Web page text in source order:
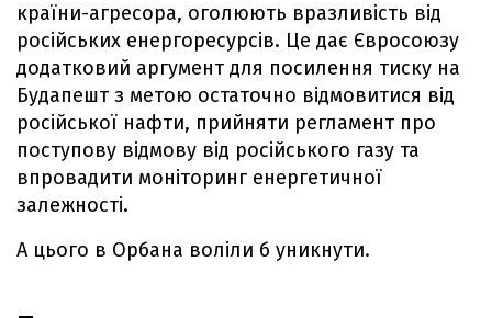
країни-агресора, оголюють вразливість від
російських енергоресурсів. Це дає Євросоюзу
додатковий аргумент для посилення тиску на
Будапешт з метою остаточно відмовитися від
російської нафти, прийняти регламент про
поступову відмову від російського газу та
впровадити моніторинг енергетичної
залежності.
А цього в Орбана воліли б уникнути.